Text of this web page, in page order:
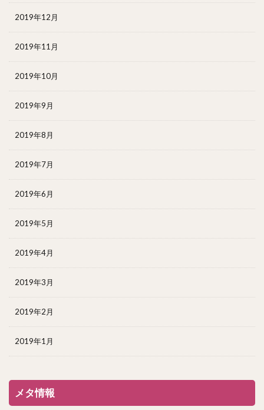
2019年12月
2019年11月
2019年10月
2019年9月
2019年8月
2019年7月
2019年6月
2019年5月
2019年4月
2019年3月
2019年2月
2019年1月
メタ情報